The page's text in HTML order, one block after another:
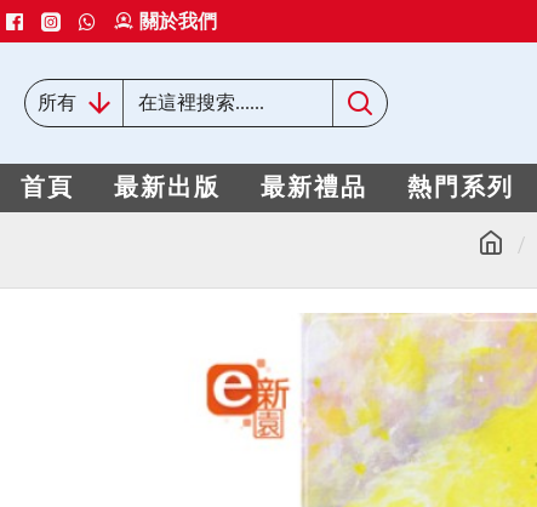
關於我們
所有
首頁 最新出版 最新禮品 熱門系列